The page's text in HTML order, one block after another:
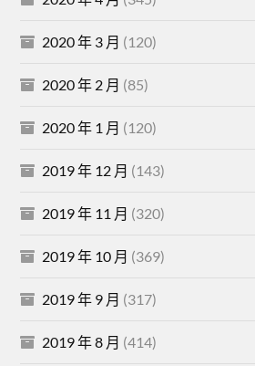
2020 年 3 月 (120)
2020 年 2 月 (85)
2020 年 1 月 (120)
2019 年 12 月 (143)
2019 年 11 月 (320)
2019 年 10 月 (369)
2019 年 9 月 (317)
2019 年 8 月 (414)